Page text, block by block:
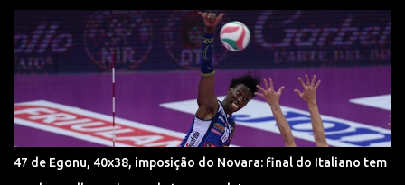
47 de Egonu, 40x38, imposição do Novara: final do Italiano tem